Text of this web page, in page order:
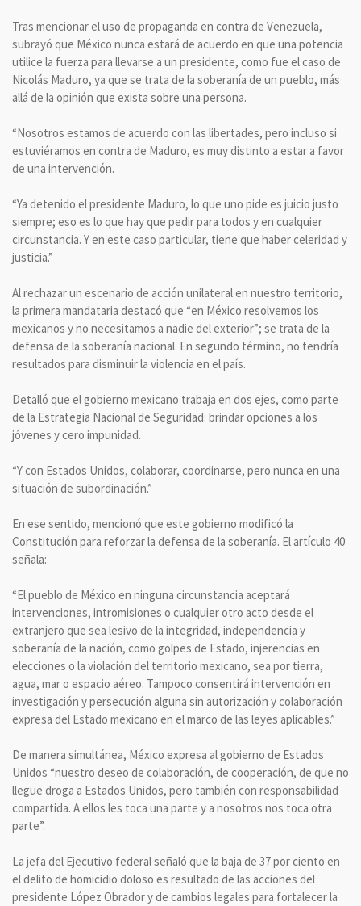
Tras mencionar el uso de propaganda en contra de Venezuela,
subrayó que México nunca estará de acuerdo en que una potencia
utilice la fuerza para llevarse a un presidente, como fue el caso de
Nicolás Maduro, ya que se trata de la soberanía de un pueblo, más
allá de la opinión que exista sobre una persona.
“Nosotros estamos de acuerdo con las libertades, pero incluso si
estuviéramos en contra de Maduro, es muy distinto a estar a favor
de una intervención.
“Ya detenido el presidente Maduro, lo que uno pide es juicio justo
siempre; eso es lo que hay que pedir para todos y en cualquier
circunstancia. Y en este caso particular, tiene que haber celeridad y
justicia.”
Al rechazar un escenario de acción unilateral en nuestro territorio,
la primera mandataria destacó que “en México resolvemos los
mexicanos y no necesitamos a nadie del exterior”; se trata de la
defensa de la soberanía nacional. En segundo término, no tendría
resultados para disminuir la violencia en el país.
Detalló que el gobierno mexicano trabaja en dos ejes, como parte
de la Estrategia Nacional de Seguridad: brindar opciones a los
jóvenes y cero impunidad.
“Y con Estados Unidos, colaborar, coordinarse, pero nunca en una
situación de subordinación.”
En ese sentido, mencionó que este gobierno modificó la
Constitución para reforzar la defensa de la soberanía. El artículo 40
señala:
“El pueblo de México en ninguna circunstancia aceptará
intervenciones, intromisiones o cualquier otro acto desde el
extranjero que sea lesivo de la integridad, independencia y
soberanía de la nación, como golpes de Estado, injerencias en
elecciones o la violación del territorio mexicano, sea por tierra,
agua, mar o espacio aéreo. Tampoco consentirá intervención en
investigación y persecución alguna sin autorización y colaboración
expresa del Estado mexicano en el marco de las leyes aplicables.”
De manera simultánea, México expresa al gobierno de Estados
Unidos “nuestro deseo de colaboración, de cooperación, de que no
llegue droga a Estados Unidos, pero también con responsabilidad
compartida. A ellos les toca una parte y a nosotros nos toca otra
parte”.
La jefa del Ejecutivo federal señaló que la baja de 37 por ciento en
el delito de homicidio doloso es resultado de las acciones del
presidente López Obrador y de cambios legales para fortalecer la